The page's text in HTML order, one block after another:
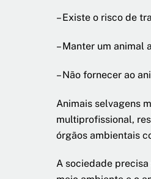
– Existe o risco de
– Manter um animal
– Não fornecer ao
Animais selvagens
multiprofissional,
órgãos ambientais
A sociedade